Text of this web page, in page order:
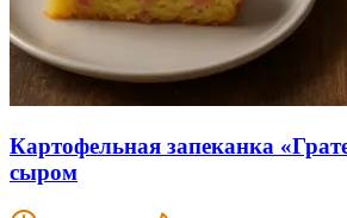
Картофельная запеканка
сыром